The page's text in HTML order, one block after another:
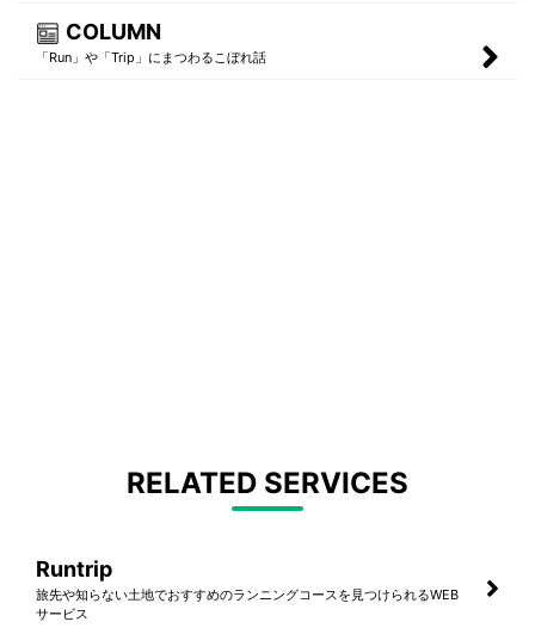
COLUMN
「Run」や「Trip」にまつわるこぼれ話
RELATED SERVICES
Runtrip
旅先や知らない土地でおすすめのランニングコースを見つけられるWEB
サービス